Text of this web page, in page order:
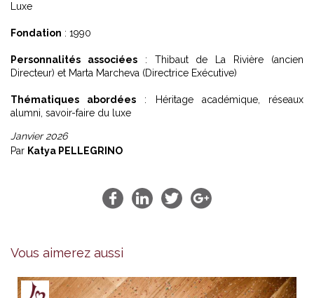
Luxe
Fondation : 1990
Personnalités associées: Thibaut de La Rivière (ancien
Directeur) et Marta Marcheva (Directrice Exécutive)
Thématiques abordées : Héritage académique, réseaux
alumni, savoir-faire du luxe
Janvier 2026
Par Katya PELLEGRINO
Vous aimerez aussi